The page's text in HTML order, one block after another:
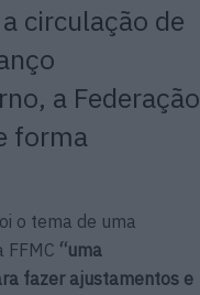
circulação de
a Federação
forma
o tema de uma
FFMC “uma
fazer ajustamentos e